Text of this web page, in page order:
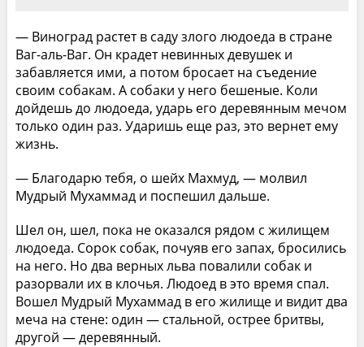
— Виноград растет в саду злого людоеда в стране
Ваг-аль-Ваг. Он крадет невинных девушек и
забавляется ими, а потом бросает на съедение
своим собакам. А собаки у него бешеные. Коли
дойдешь до людоеда, ударь его деревянным мечом
только один раз. Ударишь еще раз, это вернет ему
жизнь.
— Благодарю тебя, о шейх Махмуд, — молвил
Мудрый Мухаммад и поспешил дальше.
Шел он, шел, пока не оказался рядом с жилищем
людоеда. Сорок собак, почуяв его запах, бросились
на него. Но два верных льва повалили собак и
разорвали их в клочья. Людоед в это время спал.
Вошел Мудрый Мухаммад в его жилище и видит два
меча на стене: один — стальной, острее бритвы,
другой — деревянный.